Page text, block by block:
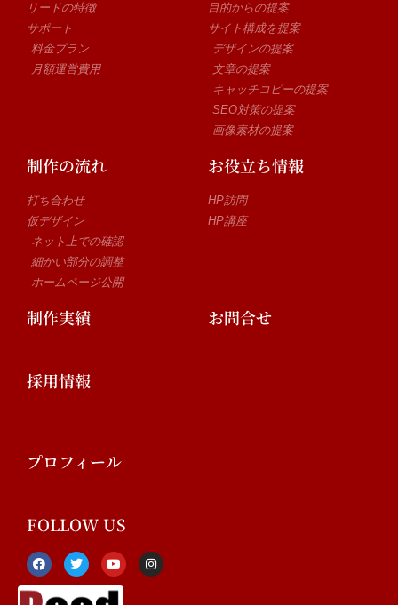
リードの特徴
サポート
料金プラン
月額運営費用
目的からの提案
サイト構成を提案
デザインの提案
文章の提案
キャッチコピーの提案
SEO対策の提案
画像素材の提案
制作の流れ
打ち合わせ
仮デザイン
ネット上での確認
細かい部分の調整
ホームページ公開
お役立ち情報
HP訪問
HP講座
制作実績 お問合せ
採用情報
プロフィール
FOLLOW US
F
a
c
e
T
w
i
t
Y
o
u
t
I
n
s